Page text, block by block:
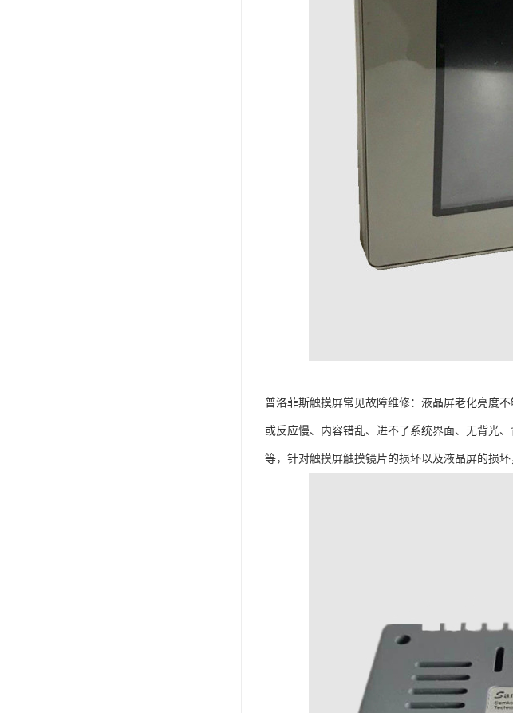
普洛菲斯触摸屏常见故障维修：液晶屏老化亮度
或反应慢、内容错乱、进不了系统界面、无背光
等，针对触摸屏触摸镜片的损坏以及液晶屏的损